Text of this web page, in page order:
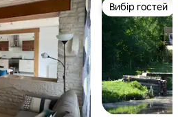
Вибір гостей
Вибір гостей